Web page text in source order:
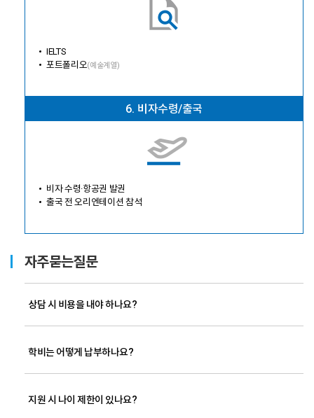
IELTS
포트폴리오(예술계열)
6. 비자수령/출국
비자 수령·항공권 발권
출국 전 오리엔테이션 참석
자주묻는질문
상담 시 비용을 내야 하나요?
학비는 어떻게 납부하나요?
지원 시 나이 제한이 있나요?